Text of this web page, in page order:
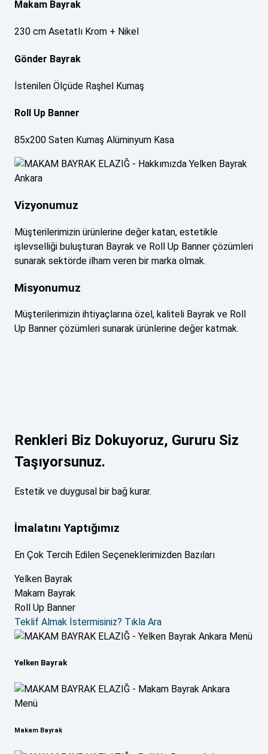
Makam Bayrak
230 cm Asetatlı Krom + Nikel
Gönder Bayrak
İstenilen Ölçüde Raşhel Kumaş
Roll Up Banner
85x200 Saten Kumaş Alüminyum Kasa
Vizyonumuz
Müşterilerimizin ürünlerine değer katan, estetikle
işlevselliği buluşturan Bayrak ve Roll Up Banner çözümleri
sunarak sektörde ilham veren bir marka olmak.
Misyonumuz
Müşterilerimizin ihtiyaçlarına özel, kaliteli Bayrak ve Roll
Up Banner çözümleri sunarak ürünlerine değer katmak.
Renkleri Biz Dokuyoruz, Gururu Siz
Taşıyorsunuz.
Estetik ve duygusal bir bağ kurar.
İmalatını Yaptığımız
En Çok Tercih Edilen Seçeneklerimizden Bazıları
Yelken Bayrak
Makam Bayrak
Roll Up Banner
Teklif Almak İstermisiniz? Tıkla Ara
Yelken Bayrak
Makam Bayrak